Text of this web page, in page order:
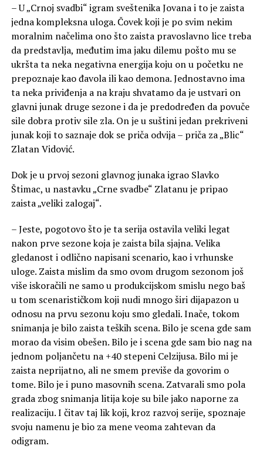
– U „Crnoj svadbi“ igram sveštenika Jovana i to je zaista
jedna kompleksna uloga. Čovek koji je po svim nekim
moralnim načelima ono što zaista pravoslavno lice treba
da predstavlja, međutim ima jaku dilemu pošto mu se
ukršta ta neka negativna energija koju on u početku ne
prepoznaje kao đavola ili kao demona. Jednostavno ima
ta neka priviđenja a na kraju shvatamo da je ustvari on
glavni junak druge sezone i da je predodređen da povuče
sile dobra protiv sile zla. On je u suštini jedan prekriveni
junak koji to saznaje dok se priča odvija – priča za „Blic“
Zlatan Vidović.
Dok je u prvoj sezoni glavnog junaka igrao Slavko
Štimac, u nastavku „Crne svadbe“ Zlatanu je pripao
zaista „veliki zalogaj“.
– Jeste, pogotovo što je ta serija ostavila veliki legat
nakon prve sezone koja je zaista bila sjajna. Velika
gledanost i odlično napisani scenario, kao i vrhunske
uloge. Zaista mislim da smo ovom drugom sezonom još
više iskoračili ne samo u produkcijskom smislu nego baš
u tom scenarističkom koji nudi mnogo širi dijapazon u
odnosu na prvu sezonu koju smo gledali. Inače, tokom
snimanja je bilo zaista teških scena. Bilo je scena gde sam
morao da visim obešen. Bilo je i scena gde sam bio nag na
jednom poljančetu na +40 stepeni Celzijusa. Bilo mi je
zaista neprijatno, ali ne smem previše da govorim o
tome. Bilo je i puno masovnih scena. Zatvarali smo pola
grada zbog snimanja litija koje su bile jako naporne za
realizaciju. I čitav taj lik koji, kroz razvoj serije, spoznaje
svoju namenu je bio za mene veoma zahtevan da
odigram.